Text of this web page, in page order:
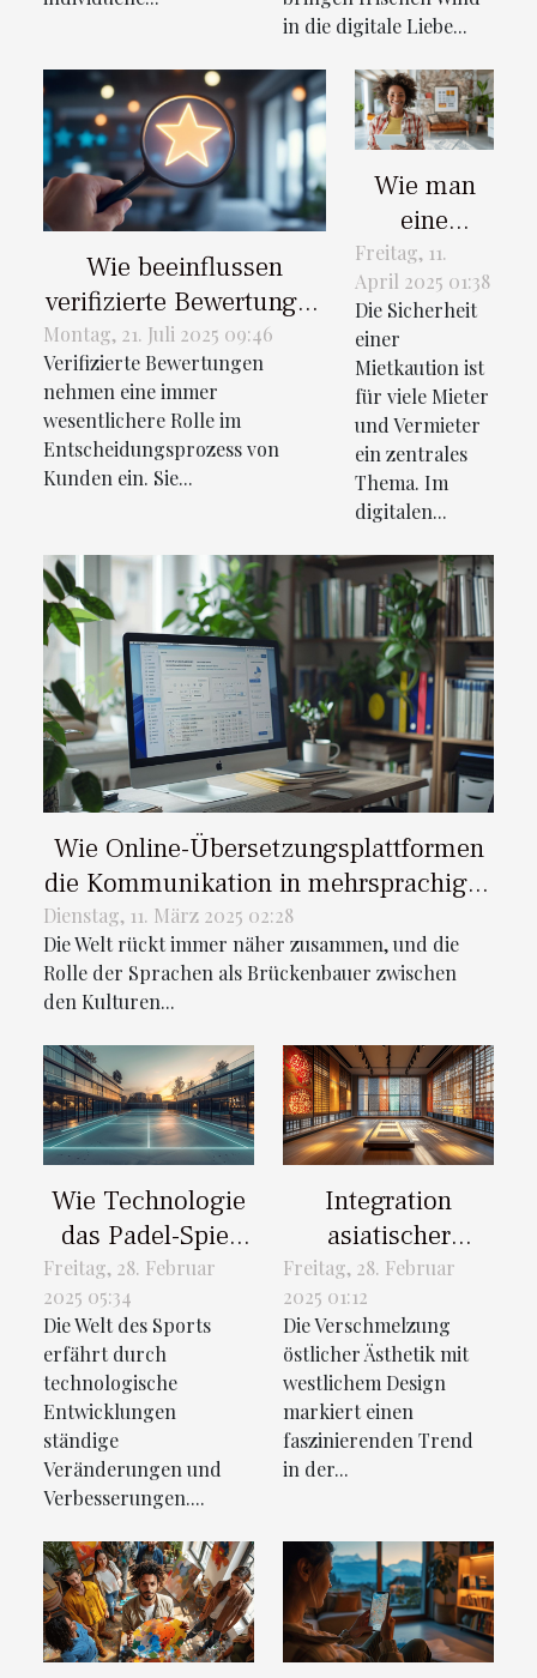
in die digitale Liebe...
Wie beeinflussen
verifizierte Bewertungen
die
Kundenentscheidungen?
Montag, 21. Juli 2025 09:46
Verifizierte Bewertungen
nehmen eine immer
wesentlichere Rolle im
Entscheidungsprozess von
Kunden ein. Sie...
Wie man
eine
Mietkaution
flexibel und
online an
seine
Bedürfnisse
anpasst
Freitag, 11.
April 2025 01:38
Die Sicherheit
einer
Mietkaution ist
für viele Mieter
und Vermieter
ein zentrales
Thema. Im
digitalen...
Wie Online-Übersetzungsplattformen
die Kommunikation in mehrsprachigen
Gemeinschaften verbessern
Dienstag, 11. März 2025 02:28
Die Welt rückt immer näher zusammen, und die
Rolle der Sprachen als Brückenbauer zwischen
den Kulturen...
Wie Technologie
das Padel-Spiel
beeinflusst: Eine
detaillierte
Analyse
Freitag, 28. Februar
2025 05:34
Die Welt des Sports
erfährt durch
technologische
Entwicklungen
ständige
Veränderungen und
Verbesserungen....
Integration
asiatischer
Kunststile in
zeitgenössisches
Design
Freitag, 28. Februar
2025 01:12
Die Verschmelzung
östlicher Ästhetik mit
westlichem Design
markiert einen
faszinierenden Trend
in der...